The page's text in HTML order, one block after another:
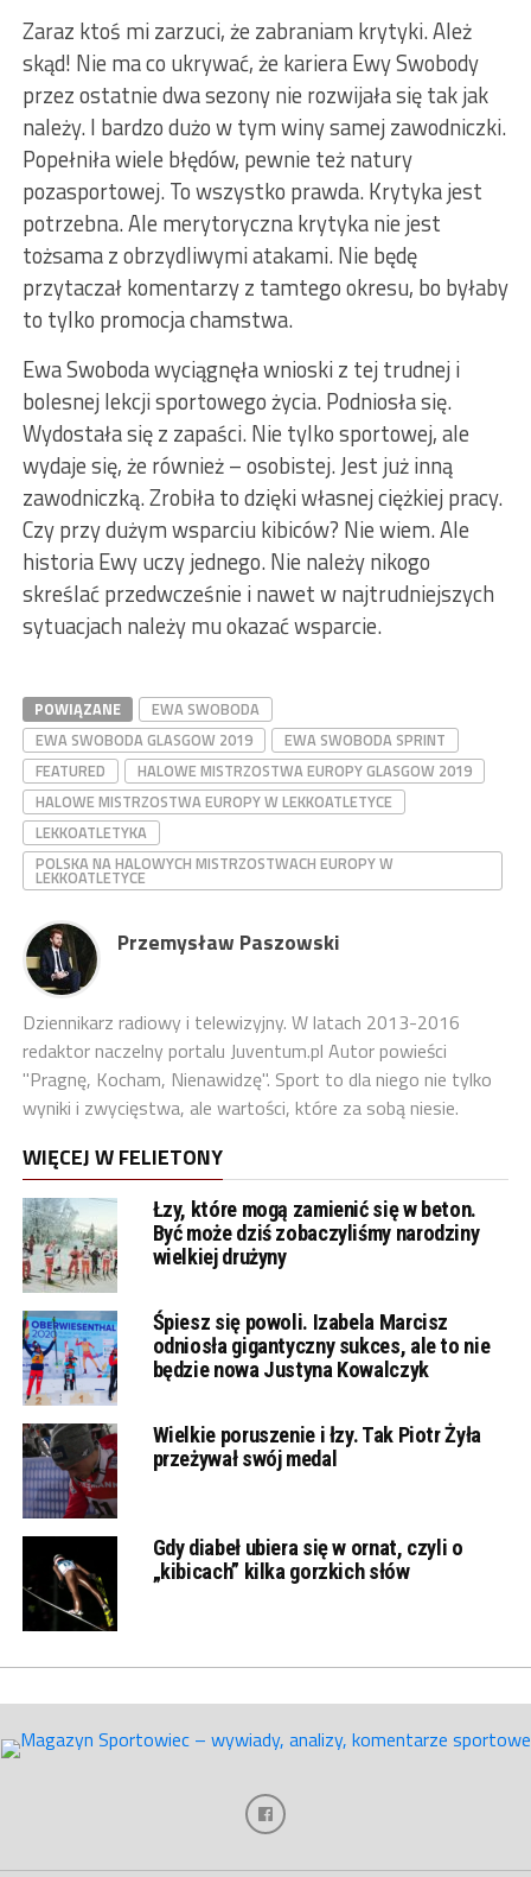
Zaraz ktoś mi zarzuci, że zabraniam krytyki. Ależ
skąd! Nie ma co ukrywać, że kariera Ewy Swobody
przez ostatnie dwa sezony nie rozwijała się tak jak
należy. I bardzo dużo w tym winy samej zawodniczki.
Popełniła wiele błędów, pewnie też natury
pozasportowej. To wszystko prawda. Krytyka jest
potrzebna. Ale merytoryczna krytyka nie jest
tożsama z obrzydliwymi atakami. Nie będę
przytaczał komentarzy z tamtego okresu, bo byłaby
to tylko promocja chamstwa.
Ewa Swoboda wyciągnęła wnioski z tej trudnej i
bolesnej lekcji sportowego życia. Podniosła się.
Wydostała się z zapaści. Nie tylko sportowej, ale
wydaje się, że również – osobistej. Jest już inną
zawodniczką. Zrobiła to dzięki własnej ciężkiej pracy.
Czy przy dużym wsparciu kibiców? Nie wiem. Ale
historia Ewy uczy jednego. Nie należy nikogo
skreślać przedwcześnie i nawet w najtrudniejszych
sytuacjach należy mu okazać wsparcie.
POWIĄZANE
EWA SWOBODA
EWA SWOBODA GLASGOW 2019
EWA SWOBODA SPRINT
FEATURED
HALOWE MISTRZOSTWA EUROPY GLASGOW 2019
HALOWE MISTRZOSTWA EUROPY W LEKKOATLETYCE
LEKKOATLETYKA
POLSKA NA HALOWYCH MISTRZOSTWACH EUROPY W
LEKKOATLETYCE
Przemysław Paszowski
Dziennikarz radiowy i telewizyjny. W latach 2013-2016
redaktor naczelny portalu Juventum.pl Autor powieści
"Pragnę, Kocham, Nienawidzę". Sport to dla niego nie tylko
wyniki i zwycięstwa, ale wartości, które za sobą niesie.
WIĘCEJ W FELIETONY
Łzy, które mogą zamienić się w beton.
Być może dziś zobaczyliśmy narodziny
wielkiej drużyny
Śpiesz się powoli. Izabela Marcisz
odniosła gigantyczny sukces, ale to nie
będzie nowa Justyna Kowalczyk
Wielkie poruszenie i łzy. Tak Piotr Żyła
przeżywał swój medal
Gdy diabeł ubiera się w ornat, czyli o
„kibicach” kilka gorzkich słów